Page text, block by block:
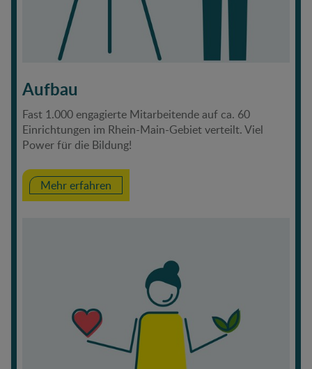
Aufbau
Fast 1.000 engagierte Mitarbeitende auf ca. 60
Einrichtungen im Rhein-Main-Gebiet verteilt. Viel
Power für die Bildung!
Mehr erfahren